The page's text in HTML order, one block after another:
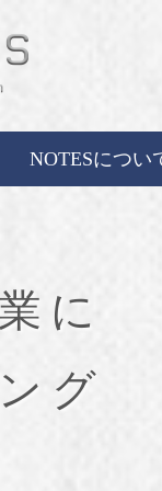
NOTESについ
に
グ